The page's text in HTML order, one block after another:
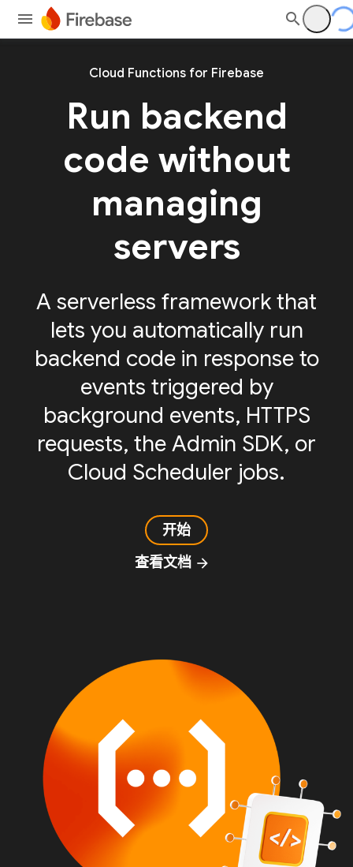
Cloud Functions for Firebase
Run backend
code without
managing
servers
A serverless framework that
lets you automatically run
backend code in response to
events triggered by
background events, HTTPS
requests, the Admin SDK, or
Cloud Scheduler jobs.
开始
查看文档 arrow_forward